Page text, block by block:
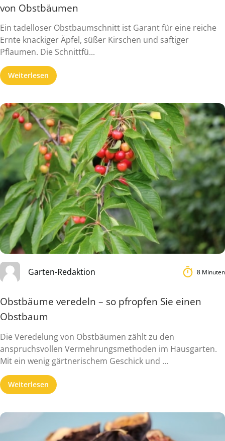
von Obstbäumen
Ein tadelloser Obstbaumschnitt ist Garant für eine reiche
Ernte knackiger Äpfel, süßer Kirschen und saftiger
Pflaumen. Die Schnittfü...
Weiterlesen
Garten-Redaktion 8 Minuten
Obstbäume veredeln – so pfropfen Sie einen
Obstbaum
Die Veredelung von Obstbäumen zählt zu den
anspruchsvollen Vermehrungsmethoden im Hausgarten.
Mit ein wenig gärtnerischem Geschick und ...
Weiterlesen